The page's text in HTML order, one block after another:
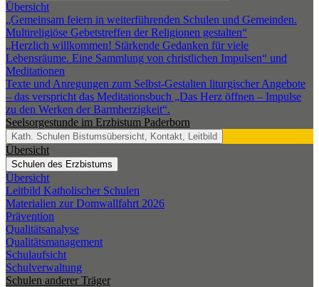
Übersicht
„Gemeinsam feiern in weiterführenden Schulen und Gemeinden.
Multireligiöse Gebetstreffen der Religionen gestalten“
„Herzlich willkommen! Stärkende Gedanken für viele
Lebensräume. Eine Sammlung von christlichen Impulsen“ und
Meditationen
Texte und Anregungen zum Selbst-Gestalten liturgischer Angebote
– das verspricht das Meditationsbuch „Das Herz öffnen – Impulse
zu den Werken der Barmherzigkeit“.
Seelsorgestunde im Erzbistum Paderborn
Kath. Schulen Bistumsübersicht, Kontakt, Leitbild
Übersicht
Schulen des Erzbistums
Übersicht
Leitbild Katholischer Schulen
Materialien zur Domwallfahrt 2026
Prävention
Qualitätsanalyse
Qualitätsmanagement
Schulaufsicht
Schulverwaltung
Schulen anderer Träger